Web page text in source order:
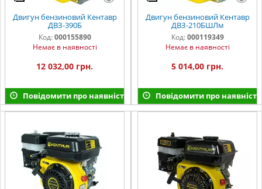
Двигун бензиновий Кентавр
ДВЗ-390Б
Код: 000155890
Немає в наявності
12 032,00 грн.
Повідомити про наявність
Двигун бензиновий Кентавр
ДВЗ-210БШЛм
Код: 000119349
Немає в наявності
5 014,00 грн.
Повідомити про наявність